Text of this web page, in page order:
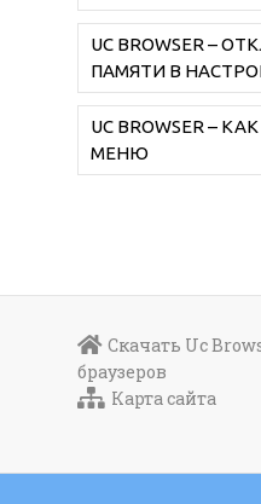
UC BROWSER –
ПАМЯТИ В
UC BROWSER –
МЕНЮ
Скачать Uc
браузеров
Карта сайта